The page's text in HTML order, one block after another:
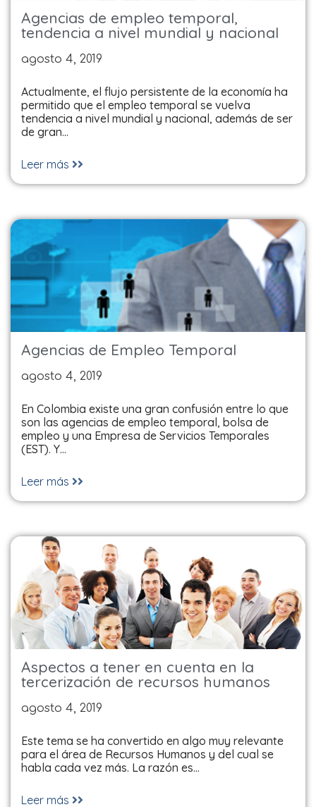
Agencias de empleo temporal,
tendencia a nivel mundial y nacional
agosto 4, 2019
Actualmente, el flujo persistente de la economía ha
permitido que el empleo temporal se vuelva
tendencia a nivel mundial y nacional, además de ser
de gran…
Leer más
Agencias de Empleo Temporal
agosto 4, 2019
En Colombia existe una gran confusión entre lo que
son las agencias de empleo temporal, bolsa de
empleo y una Empresa de Servicios Temporales
(EST). Y…
Leer más
Aspectos a tener en cuenta en la
tercerización de recursos humanos
agosto 4, 2019
Este tema se ha convertido en algo muy relevante
para el área de Recursos Humanos y del cual se
habla cada vez más. La razón es…
Leer más